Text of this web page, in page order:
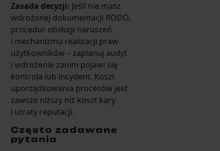
Zasada decyzji: Jeśli nie masz
wdrożonej dokumentacji RODO,
procedur obsługi naruszeń
i mechanizmu realizacji praw
użytkowników – zaplanuj audyt
i wdrożenie zanim pojawi się
kontrola lub incydent. Koszt
uporządkowania procesów jest
zawsze niższy niż koszt kary
i utraty reputacji.
Często zadawane
pytania